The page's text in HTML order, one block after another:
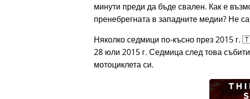
минути преди да бъде свален. Как е
пренебрегната в западните медии? Не
Няколко седмици по-късно през 2015
28 юли 2015 г. Седмица след това
мотоциклета си.